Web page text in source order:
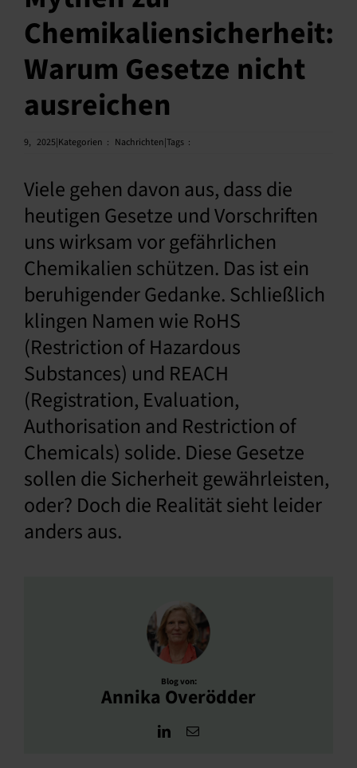
Deutsch
Chemikaliensicherheit:
Warum Gesetze nicht
ausreichen
9, 2025|Kategorien : Nachrichten|Tags :
Viele gehen davon aus, dass die
heutigen Gesetze und Vorschriften
uns wirksam vor gefährlichen
Chemikalien schützen. Das ist ein
beruhigender Gedanke. Schließlich
klingen Namen wie RoHS
(Restriction of Hazardous
Substances) und REACH
(Registration, Evaluation,
Authorisation and Restriction of
Chemicals) solide. Diese Gesetze
sollen die Sicherheit gewährleisten,
oder? Doch die Realität sieht leider
anders aus.
Blog von:
Annika Overödder